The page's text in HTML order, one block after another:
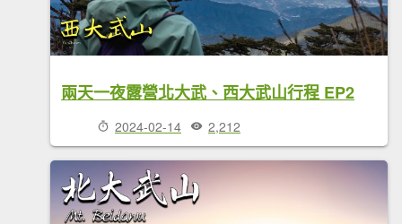
兩天一夜露營北大武、西大武山行程 EP2
2024-02-14 2,212